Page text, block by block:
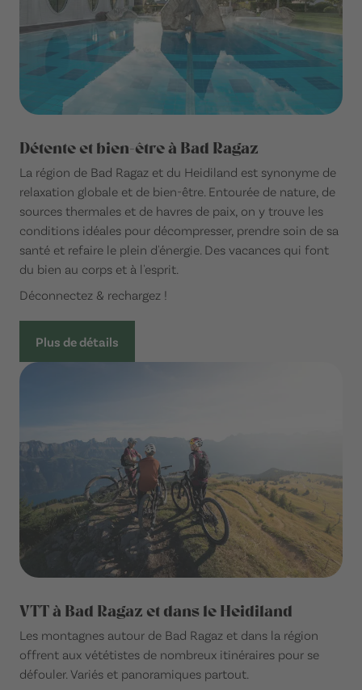
Détente et bien-être à Bad Ragaz
La région de Bad Ragaz et du Heidiland est synonyme de
relaxation globale et de bien-être. Entourée de nature, de
sources thermales et de havres de paix, on y trouve les
conditions idéales pour décompresser, prendre soin de sa
santé et refaire le plein d'énergie. Des vacances qui font
du bien au corps et à l'esprit.
Déconnectez & rechargez !
Plus de détails
VTT à Bad Ragaz et dans le Heidiland
Les montagnes autour de Bad Ragaz et dans la région
offrent aux vététistes de nombreux itinéraires pour se
défouler. Variés et panoramiques partout.